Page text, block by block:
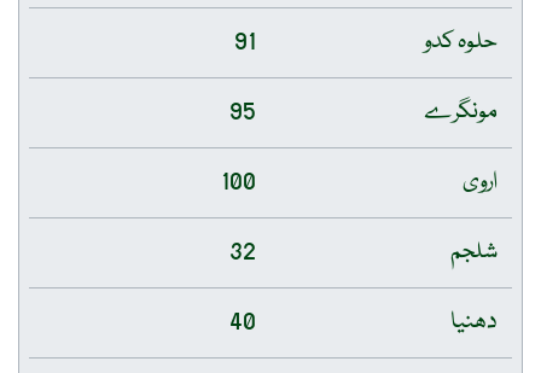
حلوہ کدو
91
مونگرے
95
اروی
100
شلجم
32
دھنیا
40